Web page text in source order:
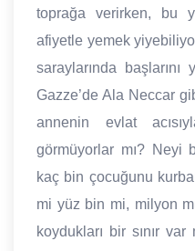
toprağa verirken, bu
afiyetle yemek
saraylarında başlarını
Gazze’de Ala Neccar
annenin evlat
görmüyorlar mı? Neyi
kaç bin çocuğunu
mi yüz bin mi, milyon
koydukları bir sınır var